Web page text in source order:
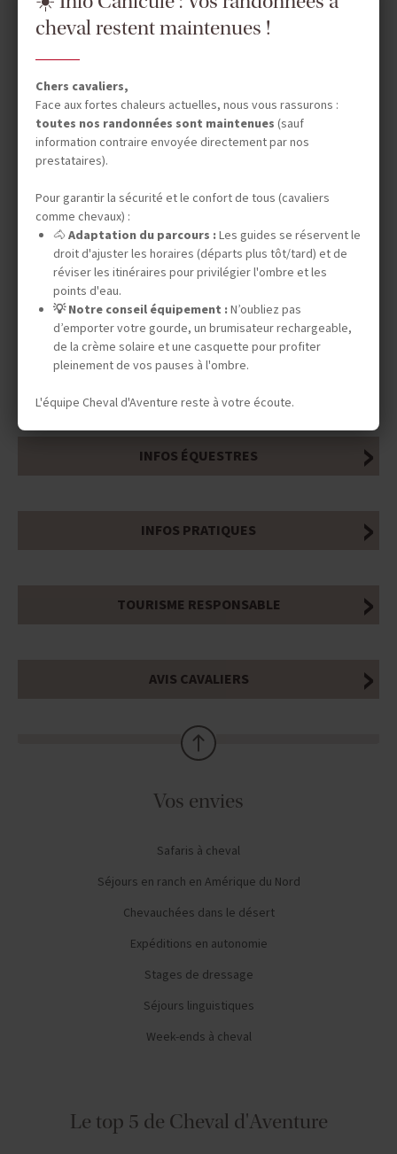
INFOS ÉQUESTRES
INFOS PRATIQUES
TOURISME RESPONSABLE
AVIS CAVALIERS
Vos envies
Safaris à cheval
Séjours en ranch en Amérique du Nord
Chevauchées dans le désert
Expéditions en autonomie
Stages de dressage
Séjours linguistiques
Week-ends à cheval
Le top 5 de Cheval d'Aventure
cheval restent maintenues !
Chers cavaliers,
Face aux fortes chaleurs actuelles, nous vous rassurons :
toutes nos randonnées sont maintenues (sauf
information contraire envoyée directement par nos
prestataires).
Pour garantir la sécurité et le confort de tous (cavaliers
comme chevaux) :
🐴 Adaptation du parcours :Les guides se réservent le
droit d'ajuster les horaires (départs plus tôt/tard) et de
réviser les itinéraires pour privilégier l'ombre et les
points d'eau.
💡 Notre conseil équipement :N’oubliez pas
d’emporter votre gourde, un brumisateur rechargeable,
de la crème solaire et une casquette pour profiter
pleinement de vos pauses à l'ombre.
L'équipe Cheval d'Aventure reste à votre écoute.